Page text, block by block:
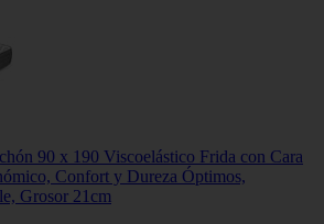
90 x 190 Viscoelástico Frida con Cara
Confort y Dureza Óptimos,
Grosor 21cm